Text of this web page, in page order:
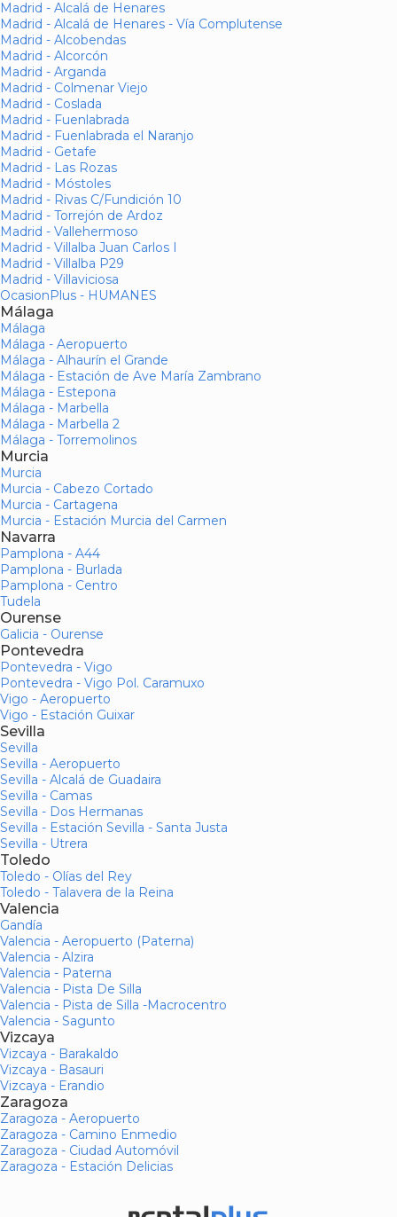
Madrid - Alcalá de Henares
Madrid - Alcalá de Henares - Vía Complutense
Madrid - Alcobendas
Madrid - Alcorcón
Madrid - Arganda
Madrid - Colmenar Viejo
Madrid - Coslada
Madrid - Fuenlabrada
Madrid - Fuenlabrada el Naranjo
Madrid - Getafe
Madrid - Las Rozas
Madrid - Móstoles
Madrid - Rivas C/Fundición 10
Madrid - Torrejón de Ardoz
Madrid - Vallehermoso
Madrid - Villalba Juan Carlos I
Madrid - Villalba P29
Madrid - Villaviciosa
OcasionPlus - HUMANES
Málaga
Málaga
Málaga - Aeropuerto
Málaga - Alhaurín el Grande
Málaga - Estación de Ave María Zambrano
Málaga - Estepona
Málaga - Marbella
Málaga - Marbella 2
Málaga - Torremolinos
Murcia
Murcia
Murcia - Cabezo Cortado
Murcia - Cartagena
Murcia - Estación Murcia del Carmen
Navarra
Pamplona - A44
Pamplona - Burlada
Pamplona - Centro
Tudela
Ourense
Galicia - Ourense
Pontevedra
Pontevedra - Vigo
Pontevedra - Vigo Pol. Caramuxo
Vigo - Aeropuerto
Vigo - Estación Guixar
Sevilla
Sevilla
Sevilla - Aeropuerto
Sevilla - Alcalá de Guadaira
Sevilla - Camas
Sevilla - Dos Hermanas
Sevilla - Estación Sevilla - Santa Justa
Sevilla - Utrera
Toledo
Toledo - Olías del Rey
Toledo - Talavera de la Reina
Valencia
Gandía
Valencia - Aeropuerto (Paterna)
Valencia - Alzira
Valencia - Paterna
Valencia - Pista De Silla
Valencia - Pista de Silla -Macrocentro
Valencia - Sagunto
Vizcaya
Vizcaya - Barakaldo
Vizcaya - Basauri
Vizcaya - Erandio
Zaragoza
Zaragoza - Aeropuerto
Zaragoza - Camino Enmedio
Zaragoza - Ciudad Automóvil
Zaragoza - Estación Delicias